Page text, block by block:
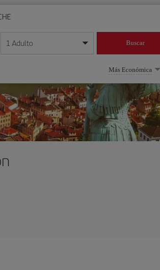
día/mes/año
1 Adulto Buscar
Más Económica